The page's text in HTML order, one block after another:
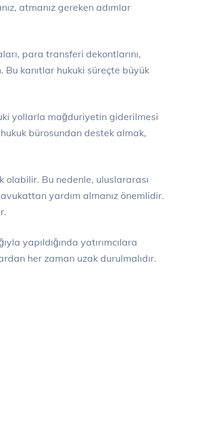
atmanız gereken adımlar
para transferi dekontlarını,
kanıtlar hukuki süreçte büyük
yollarla mağduriyetin giderilmesi
bürosundan destek almak,
olabilir. Bu nedenle, uluslararası
yardım almanız önemlidir.
yapıldığında yatırımcılara
her zaman uzak durulmalıdır.